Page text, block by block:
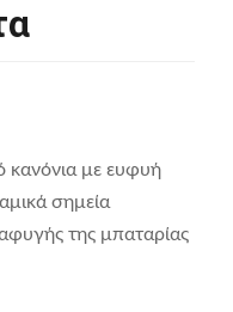
κανόνια με ευφυή
σημεία
της μπαταρίας